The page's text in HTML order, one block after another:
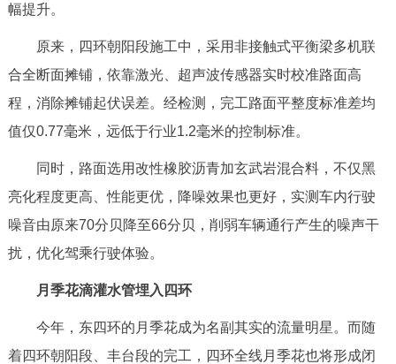
幅提升。
原来，四环朝阳段施工中，采用非接触式平衡梁多机联
合全断面摊铺，依靠激光、超声波传感器实时校准路面高
程，消除摊铺起伏误差。经检测，完工路面平整度标准差均
值仅0.77毫米，远低于行业1.2毫米的控制标准。
同时，路面选用改性橡胶沥青加玄武岩混合料，不仅黑
亮化程度更高、性能更优，降噪效果也更好，实测车内行驶
噪音由原来70分贝降至66分贝，削弱车辆通行产生的噪声干
扰，优化驾乘行驶体验。
月季花滴灌水管埋入四环
今年，东四环的月季花成为名副其实的流量明星。而随
着四环朝阳段、丰台段的完工，四环全线月季花也将形成闭